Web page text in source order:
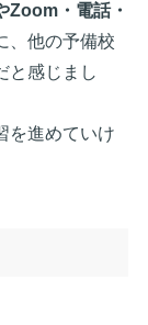
Zoom・電話・
、他の予備校
と感じまし
を進めていけ